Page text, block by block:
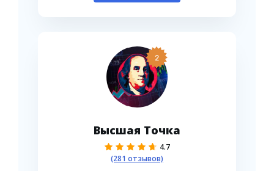
2
Высшая Точка
4.7
(281 отзывов)